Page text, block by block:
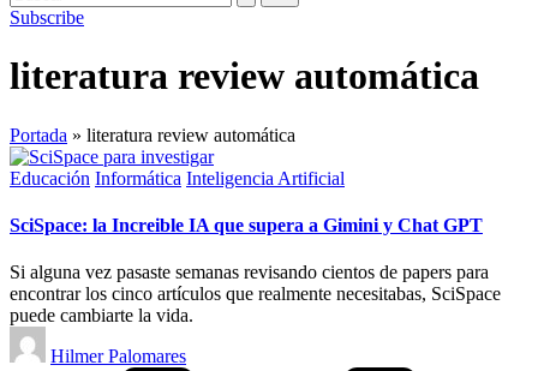
Subscribe
literatura review automática
Portada » literatura review automática
Publicado
Educación Informática Inteligencia Artificial
SciSpace: la Increible IA que supera a Gimini y Chat GPT
Si alguna vez pasaste semanas revisando cientos de papers para
encontrar los cinco artículos que realmente necesitabas, SciSpace
puede cambiarte la vida.
Publicado
por
Hilmer Palomares